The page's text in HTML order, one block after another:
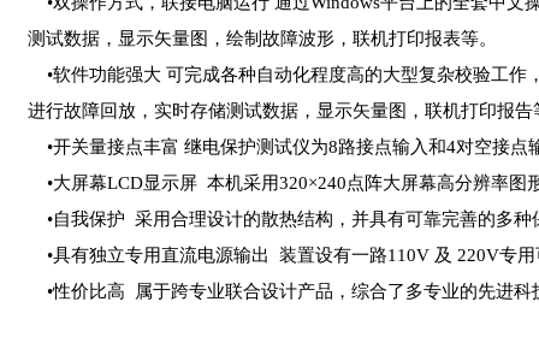
测试数据，显示矢量图，绘制故障波形，联机打印报表等。
•软件功能强大 可完成各种自动化程度高的大型复杂校验工作
进行故障回放，实时存储测试数据，显示矢量图，联机打印报告
•开关量接点丰富 继电保护测试仪为8路接点输入和4对空接
•大屏幕LCD显示屏 本机采用320×240点阵大屏幕高分辨率图
•自我保护 采用合理设计的散热结构，并具有可靠完善的多
•具有独立专用直流电源输出 装置设有一路110V 及 220V专
•性价比高 属于跨专业联合设计产品，综合了多专业的先进